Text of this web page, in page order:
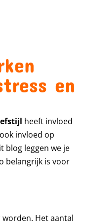
en
heeft invloed
invloed op
blog leggen we je
belangrijk is voor
Het aantal